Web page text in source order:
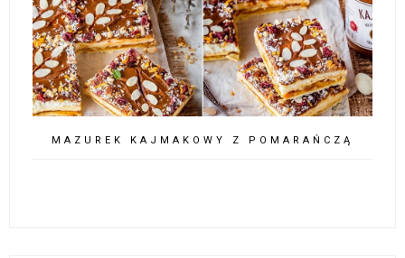
MAZUREK KAJMAKOWY Z POMARAŃCZĄ